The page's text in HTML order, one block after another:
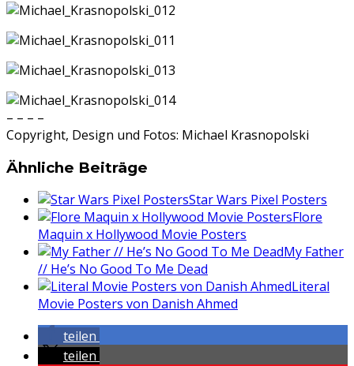
– – – –
Copyright, Design und Fotos: Michael Krasnopolski
Ähnliche Beiträge
Star Wars Pixel Posters
Flore
Maquin x Hollywood Movie Posters
My Father
// He’s No Good To Me Dead
Literal
Movie Posters von Danish Ahmed
teilen
teilen